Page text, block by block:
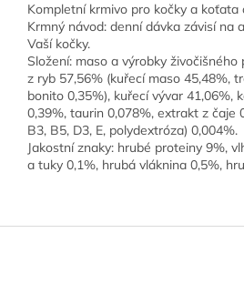
Kompletní krmivo pro kočky a koťata
Krmný návod: denní dávka závisí na
Vaší kočky.
Složení: maso a výrobky
z ryb 57,56% (kuřecí maso 45,48%,
bonito 0,35%), kuřecí vývar 41,06%,
0,39%, taurin 0,078%, extrakt z čaje
B3, B5, D3, E, polydextróza) 0,004%.
Jakostní znaky: hrubé proteiny 9%,
a tuky 0,1%, hrubá vláknina 0,5%,